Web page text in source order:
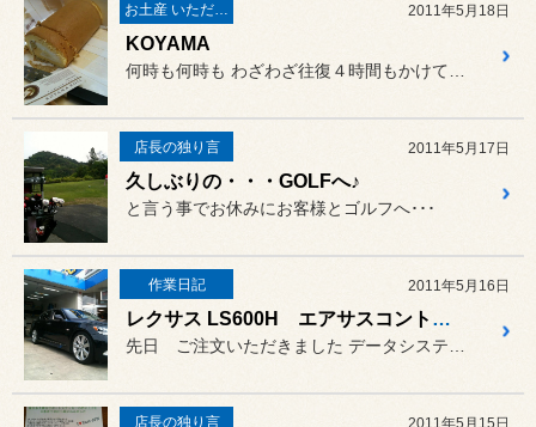
2011年5月18日
KOYAMA
店長の独り言 2011年5月17日
久しぶりの・・・GOLFへ♪
と言う事でお休みにお客様とゴルフへ･･･
作業日記 2011年5月16日
レクサス LS600H エアサスコントローラー取り付け♪
店長の独り言